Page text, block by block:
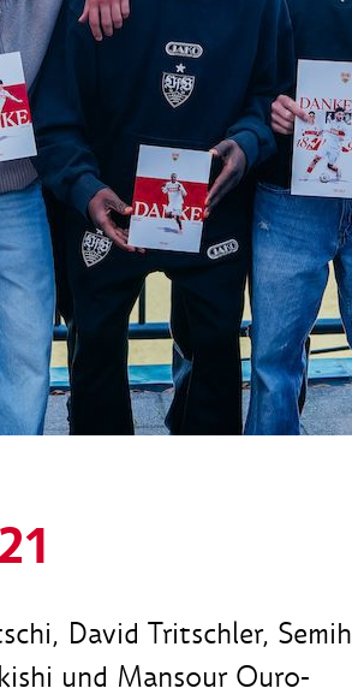
David Tritschler, Semih
und Mansour Ouro-